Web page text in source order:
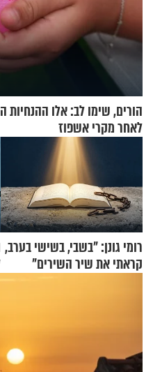
הורים, שימו לב: אלו
לאחר מקרי אשפוז
רומי גונן: "בשבי, בשישי בערב,
קראתי את שיר השירים"